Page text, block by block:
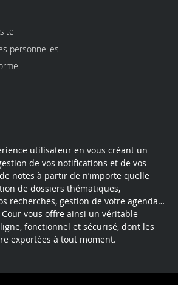
personnelles
utilisateur en vous créant un
de vos notifications et de vos
notes à partir de n’importe quelle
de dossiers thématiques,
recherches, gestion de votre agenda…
vous offre ainsi un véritable
fonctionnel et sécurisé, dont les
exportées à tout moment.